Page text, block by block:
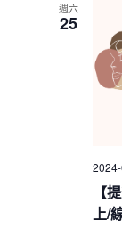
週六
25
【
上/